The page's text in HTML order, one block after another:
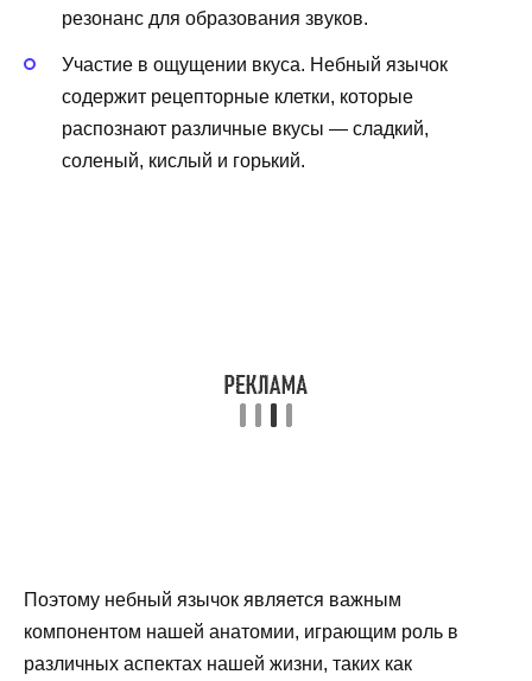
резонанс для образования звуков.
Участие в ощущении вкуса. Небный язычок
содержит рецепторные клетки, которые
распознают различные вкусы — сладкий,
соленый, кислый и горький.
Поэтому небный язычок является важным
компонентом нашей анатомии, играющим роль в
различных аспектах нашей жизни, таких как